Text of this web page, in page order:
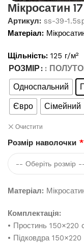
Мікросатин 17
Артикул: ss-39-
Матеріал:
Щільність: 125 г/м²
РОЗМІР
:
Односпальний
Євро
Сімейний
Очистити
Розмір наволочки *
Матеріал:
Комплектація:
• Простинь
• Підковдра